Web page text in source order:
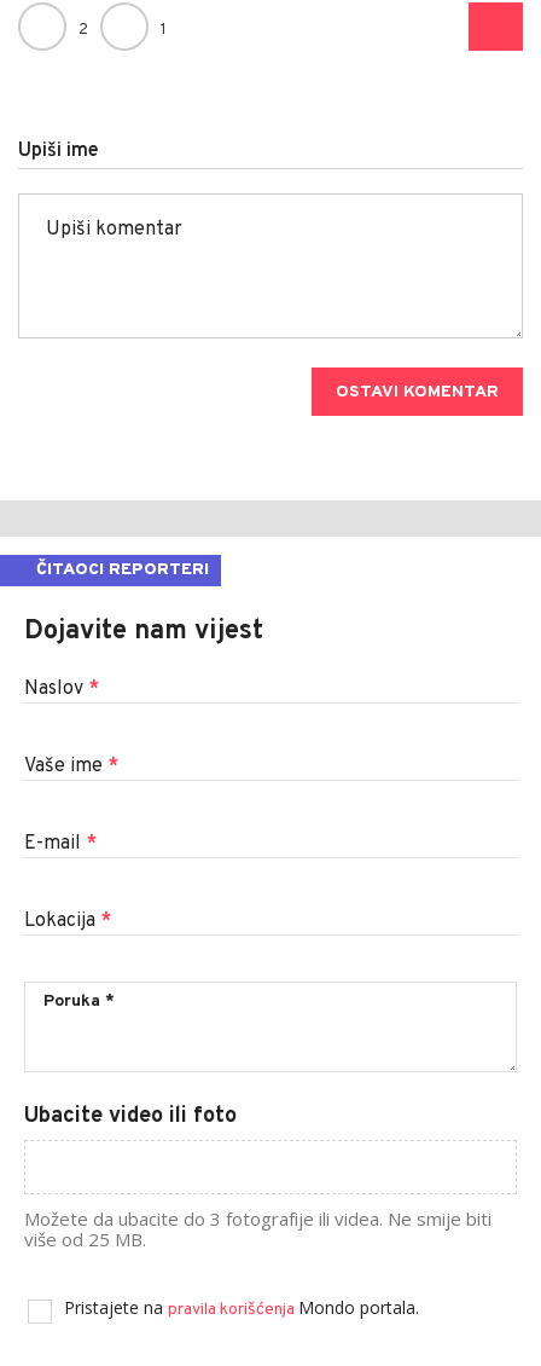
2 1
Upiši ime
OSTAVI KOMENTAR
ČITAOCI REPORTERI
Dojavite nam vijest
Naslov *
Vaše ime *
E-mail *
Lokacija *
Ubacite video ili foto
Možete da ubacite do 3 fotografije ili videa. Ne smije biti
više od 25 MB.
Pristajete na pravila korišćenja Mondo portala.